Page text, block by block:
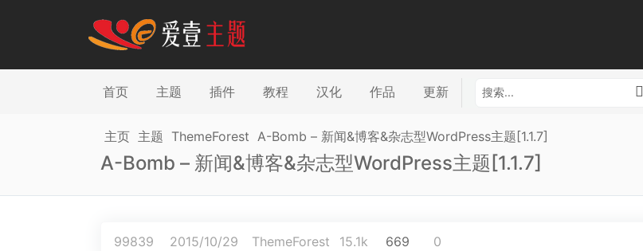
首页 主题 插件 教程 汉化 作品 更新
主页 主题 ThemeForest A-Bomb – 新闻&博客&杂志型WordPress主题[1.1.7]
A-Bomb – 新闻&博客&杂志型WordPress主题[1.1.7]
99839 2015/10/29 ThemeForest 15.1k 669 0